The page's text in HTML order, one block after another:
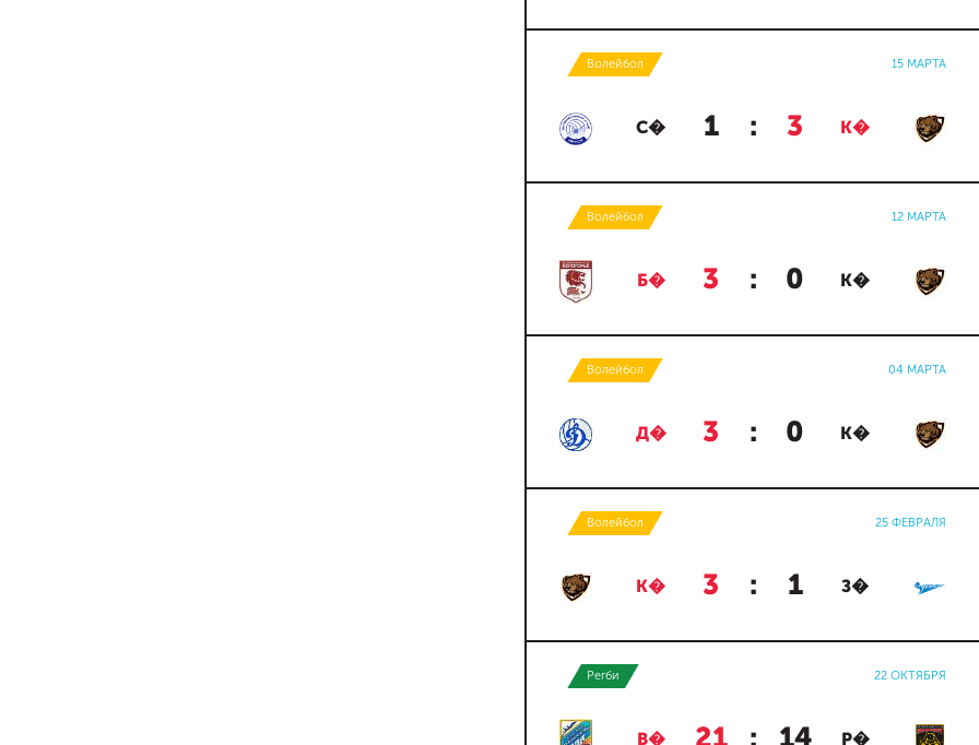
Волейбол 15 МАРТА
С� 1 : 3 К�
Волейбол 12 МАРТА
Б� 3 : 0 К�
Волейбол 04 МАРТА
Д� 3 : 0 К�
Волейбол 25 ФЕВРАЛЯ
К� 3 : 1 З�
Регби 22 ОКТЯБРЯ
В� 21 : 14 Р�